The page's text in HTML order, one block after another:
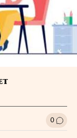
0 Ir a